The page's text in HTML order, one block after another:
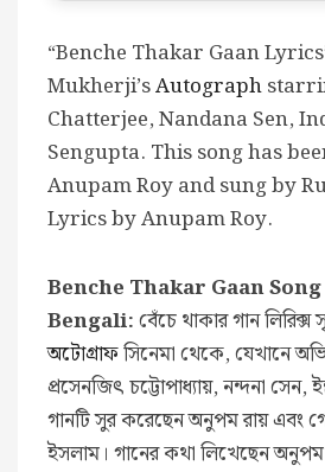
“Benche Thakar Gaan
Mukherji’sAutograph
Chatterjee, Nandana Sen,
Sengupta. This song has
Anupam Roy and sung by
Lyrics by Anupam Roy.
Benche Thakar Gaan
Bengali:বেঁচে থাকার গান
অটোগ্রাফসিনেমা থেকে, যেখানে
প্রসেনজিৎ চট্টোপাধ্যায়, নন্দনা সেন,
গানটি সুর করেছেন অনুপম রায় এবং
ইসলাম। গানের কথা লিখেছেন অনুপম